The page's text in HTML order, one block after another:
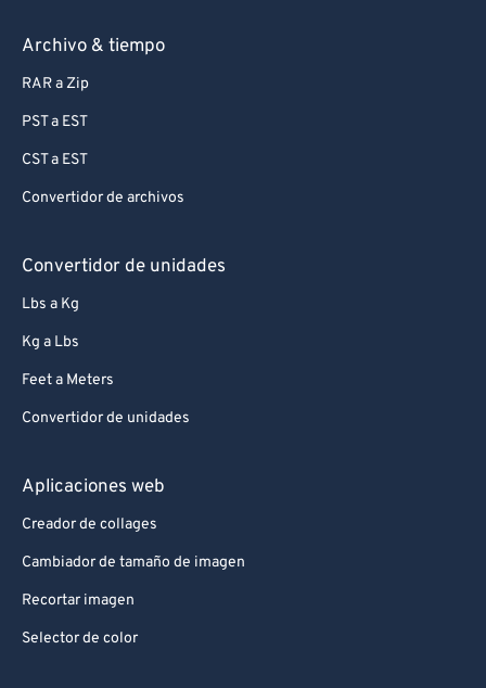
Archivo & tiempo
RAR a Zip
PST a EST
CST a EST
Convertidor de archivos
Convertidor de unidades
Lbs a Kg
Kg a Lbs
Feet a Meters
Convertidor de unidades
Aplicaciones web
Creador de collages
Cambiador de tamaño de imagen
Recortar imagen
Selector de color